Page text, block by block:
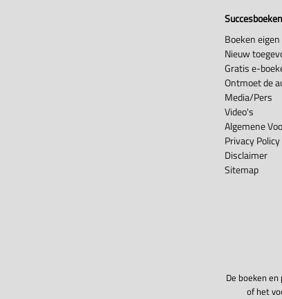
Boeken
Nieuw
Gratis e-
Ontmoet de
Media/Pers
Video's
Algemene
Privacy Policy
Disclaimer
Sitemap
De boeken
of het